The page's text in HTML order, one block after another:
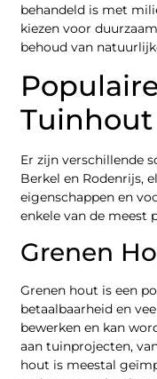
behandeld is met
kiezen voor
behoud van
Tuinhout
Er zijn verschillende
Berkel en Rodenrijs,
eigenschappen en
enkele van de meest
Grenen
Grenen hout is een
betaalbaarheid en
bewerken en kan
aan tuinprojecten,
hout is meestal